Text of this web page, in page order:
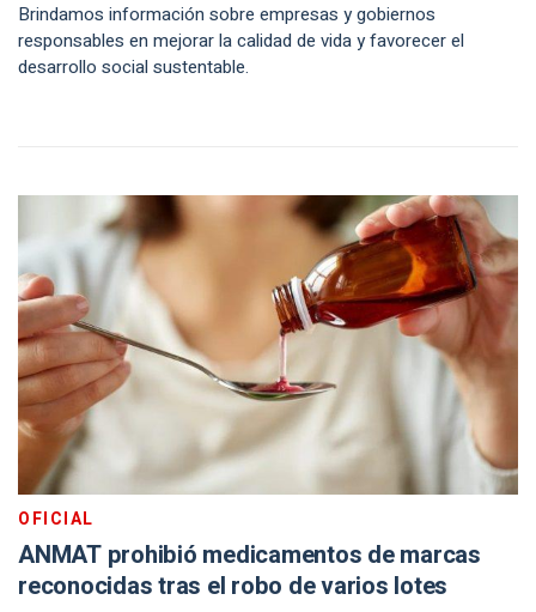
Brindamos información sobre empresas y gobiernos
responsables en mejorar la calidad de vida y favorecer el
desarrollo social sustentable.
OFICIAL
ANMAT prohibió medicamentos de marcas
reconocidas tras el robo de varios lotes